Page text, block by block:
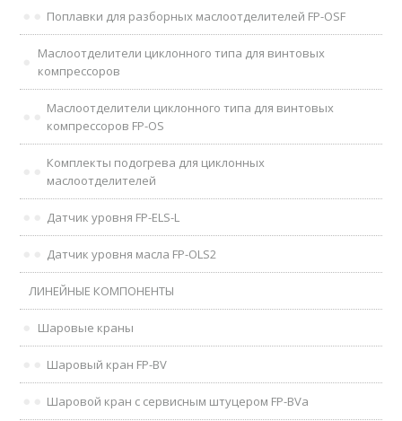
Поплавки для разборных маслоотделителей FP-OSF
Маслоотделители циклонного типа для винтовых
компрессоров
Маслоотделители циклонного типа для винтовых
компрессоров FP-OS
Комплекты подогрева для циклонных
маслоотделителей
Датчик уровня FP-ELS-L
Датчик уровня масла FP-OLS2
ЛИНЕЙНЫЕ КОМПОНЕНТЫ
Шаровые краны
Шаровый кран FP-BV
Шаровой кран с сервисным штуцером FP-BVa